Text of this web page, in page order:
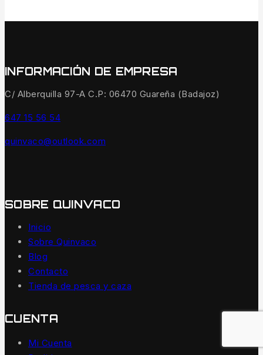
INFORMACIÓN DE EMPRESA
C/ Alberquilla 97-A C.P: 06470 Guareña (Badajoz)
647 15 56 54
quinvaco@outlook.com
SOBRE QUINVACO
Inicio
Sobre Quinvaco
Blog
Contacto
Tienda de pesca y caza
CUENTA
Mi Cuenta